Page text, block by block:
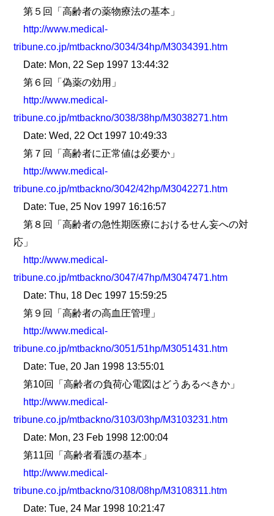
第５回「高齢者の薬物療法の基本」
http://www.medical-
tribune.co.jp/mtbackno/3034/34hp/M3034391.htm
Date: Mon, 22 Sep 1997 13:44:32
第６回「偽薬の効用」
http://www.medical-
tribune.co.jp/mtbackno/3038/38hp/M3038271.htm
Date: Wed, 22 Oct 1997 10:49:33
第７回「高齢者に正常値は必要か」
http://www.medical-
tribune.co.jp/mtbackno/3042/42hp/M3042271.htm
Date: Tue, 25 Nov 1997 16:16:57
第８回「高齢者の急性期医療におけるせん妄への対
応」
http://www.medical-
tribune.co.jp/mtbackno/3047/47hp/M3047471.htm
Date: Thu, 18 Dec 1997 15:59:25
第９回「高齢者の高血圧管理」
http://www.medical-
tribune.co.jp/mtbackno/3051/51hp/M3051431.htm
Date: Tue, 20 Jan 1998 13:55:01
第10回「高齢者の負荷心電図はどうあるべきか」
http://www.medical-
tribune.co.jp/mtbackno/3103/03hp/M3103231.htm
Date: Mon, 23 Feb 1998 12:00:04
第11回「高齢者看護の基本」
http://www.medical-
tribune.co.jp/mtbackno/3108/08hp/M3108311.htm
Date: Tue, 24 Mar 1998 10:21:47